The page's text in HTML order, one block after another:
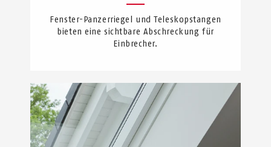
Fenster-Panzerriegel und Teleskopstangen
bieten eine sichtbare Abschreckung für
Einbrecher.